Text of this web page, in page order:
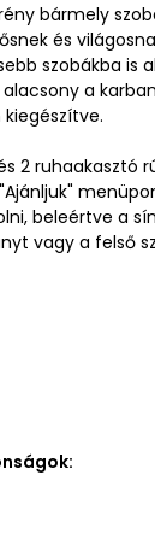
bármely
és
szobákba is
a
2 ruhaakasztó
beleértve a
vagy a felső